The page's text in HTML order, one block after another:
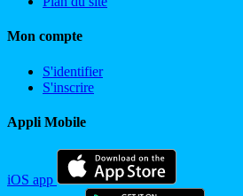
Mon compte
S'identifier
S'inscrire
Appli Mobile
iOS app